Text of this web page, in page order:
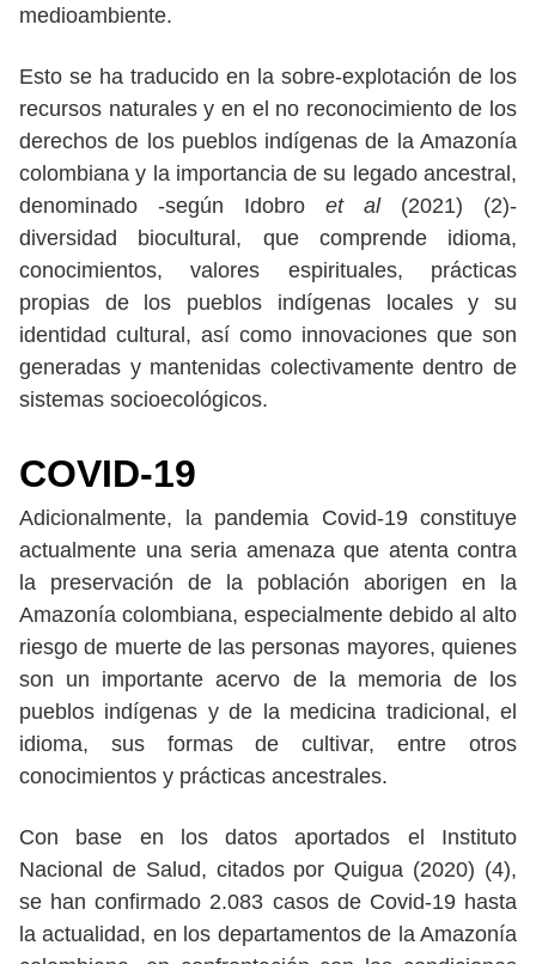
medioambiente.
Esto se ha traducido en la sobre-explotación de los
recursos naturales y en el no reconocimiento de los
derechos de los pueblos indígenas de la Amazonía
colombiana y la importancia de su legado ancestral,
denominado -según Idobro et al(2021) (2)-
diversidad biocultural, que comprende idioma,
conocimientos, valores espirituales, prácticas
propias de los pueblos indígenas locales y su
identidad cultural, así como innovaciones que son
generadas y mantenidas colectivamente dentro de
sistemas socioecológicos.
COVID-19
Adicionalmente, la pandemia Covid-19 constituye
actualmente una seria amenaza que atenta contra
la preservación de la población aborigen en la
Amazonía colombiana, especialmente debido al alto
riesgo de muerte de las personas mayores, quienes
son un importante acervo de la memoria de los
pueblos indígenas y de la medicina tradicional, el
idioma, sus formas de cultivar, entre otros
conocimientos y prácticas ancestrales.
Con base en los datos aportados el Instituto
Nacional de Salud, citados por Quigua (2020) (4),
se han confirmado 2.083 casos de Covid-19 hasta
la actualidad, en los departamentos de la Amazonía